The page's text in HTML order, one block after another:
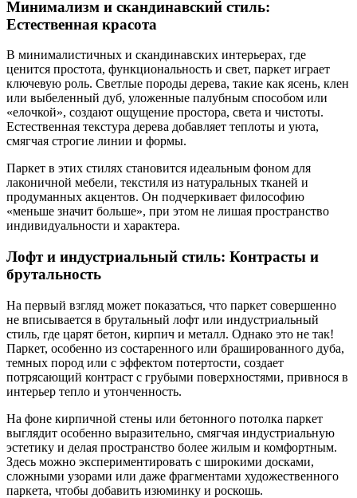
Минимализм и скандинавский стиль:
Естественная красота
В минималистичных и скандинавских интерьерах, где
ценится простота, функциональность и свет, паркет играет
ключевую роль. Светлые породы дерева, такие как ясень, клен
или выбеленный дуб, уложенные палубным способом или
«елочкой», создают ощущение простора, света и чистоты.
Естественная текстура дерева добавляет теплоты и уюта,
смягчая строгие линии и формы.
Паркет в этих стилях становится идеальным фоном для
лаконичной мебели, текстиля из натуральных тканей и
продуманных акцентов. Он подчеркивает философию
«меньше значит больше», при этом не лишая пространство
индивидуальности и характера.
Лофт и индустриальный стиль: Контрасты и
брутальность
На первый взгляд может показаться, что паркет совершенно
не вписывается в брутальный лофт или индустриальный
стиль, где царят бетон, кирпич и металл. Однако это не так!
Паркет, особенно из состаренного или брашированного дуба,
темных пород или с эффектом потертости, создает
потрясающий контраст с грубыми поверхностями, привнося в
интерьер тепло и утонченность.
На фоне кирпичной стены или бетонного потолка паркет
выглядит особенно выразительно, смягчая индустриальную
эстетику и делая пространство более жилым и комфортным.
Здесь можно экспериментировать с широкими досками,
сложными узорами или даже фрагментами художественного
паркета, чтобы добавить изюминку и роскошь.